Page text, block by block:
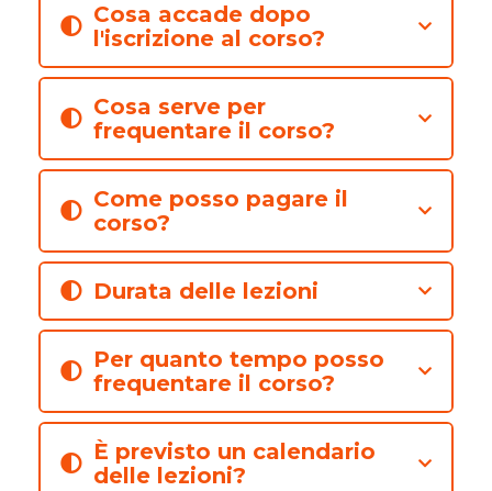
Cosa accade dopo
l'iscrizione al corso?
Cosa serve per
frequentare il corso?
Come posso pagare il
corso?
Durata delle lezioni
Per quanto tempo posso
frequentare il corso?
È previsto un calendario
delle lezioni?